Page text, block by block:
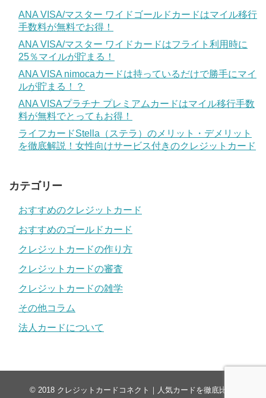
ANA VISA/マスター ワイドゴールドカードはマイル移行
手数料が無料でお得！
ANA VISA/マスター ワイドカードはフライト利用時に
25％マイルが貯まる！
ANA VISA nimocaカードは持っているだけで勝手にマイ
ルが貯まる！？
ANA VISAプラチナ プレミアムカードはマイル移行手数
料が無料でとってもお得！
ライフカードStella（ステラ）のメリット・デメリット
を徹底解説！女性向けサービス付きのクレジットカード
カテゴリー
おすすめのクレジットカード
おすすめのゴールドカード
クレジットカードの作り方
クレジットカードの審査
クレジットカードの雑学
その他コラム
法人カードについて
© 2018 クレジットカードコネクト｜人気カードを徹底比較